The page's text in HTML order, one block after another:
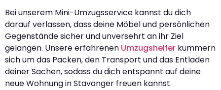
Bei unserem Mini-Umzugsservice kannst du dich
darauf verlassen, dass deine Möbel und persönlichen
Gegenstände sicher und unversehrt an ihr Ziel
gelangen. Unsere erfahrenen Umzugshelfer kümmern
sich um das Packen, den Transport und das Entladen
deiner Sachen, sodass du dich entspannt auf deine
neue Wohnung in Stavanger freuen kannst.